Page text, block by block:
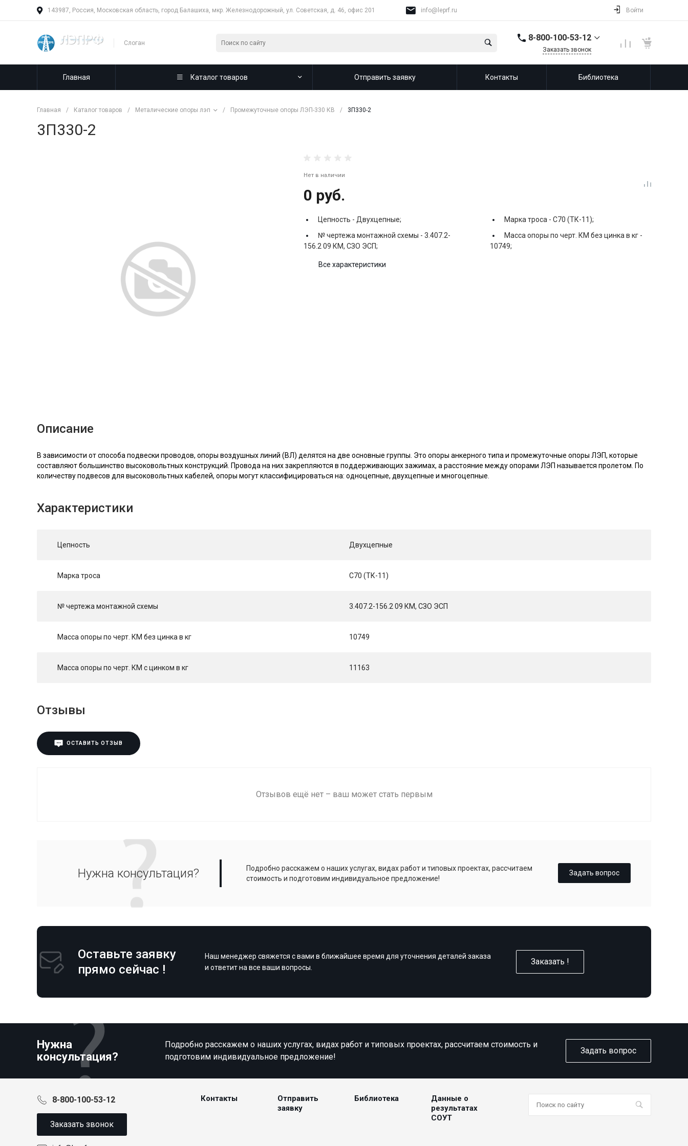
143987, Россия, Московская область, город Балашиха, мкр. Железнодорожный, ул. Советская, д. 46, офис 201 info@leprf.ru Войти
Слоган
8-800-100-53-12
Заказать звонок
Главная Каталог товаров Отправить заявку Контакты Библиотека
Главная / Каталог товаров / Металические опоры лэп / Промежуточные опоры ЛЭП-330 КВ / 3П330-2
3П330-2
Нет в наличии
0 руб.
Цепность - Двухцепные; Марка троса -С70 (ТК-11);
№ чертежа монтажной схемы - 3.407.2-
156.2 09 КМ, СЗО ЭСП;
Масса опоры по черт. КМ без цинка в кг -
10749;
Все характеристики
Описание
В зависимости от способа подвески проводов, опоры воздушных линий (ВЛ) делятся на две основные группы. Это опоры анкерного типа и промежуточные опоры ЛЭП, которые
составляют большинство высоковольтных конструкций. Провода на них закрепляются в поддерживающих зажимах, а расстояние между опорами ЛЭП называется пролетом. По
количеству подвесов для высоковольтных кабелей, опоры могут классифицироваться на: одноцепные, двухцепные и многоцепные.
Характеристики
Цепность Двухцепные
Марка троса С70 (ТК-11)
№ чертежа монтажной схемы 3.407.2-156.2 09 КМ, СЗО ЭСП
Масса опоры по черт. КМ без цинка в кг 10749
Масса опоры по черт. КМ с цинком в кг 11163
Отзывы
ОСТАВИТЬ ОТЗЫВ
Отзывов ещё нет – ваш может стать первым
Нужна консультация?
Подробно расскажем о наших услугах, видах работ и типовых проектах, рассчитаем
стоимость и подготовим индивидуальное предложение!
Задать вопрос
Оставьте заявку
прямо сейчас !
Наш менеджер свяжется с вами в ближайшее время для уточнения деталей заказа
и ответит на все ваши вопросы.
Заказать !
Нужна
консультация?
Подробно расскажем о наших услугах, видах работ и типовых проектах, рассчитаем стоимость и
подготовим индивидуальное предложение!
Задать вопрос
8-800-100-53-12
Заказать звонок
Контакты
Отправить
заявку
Библиотека
Данные о
результатах
СОУТ